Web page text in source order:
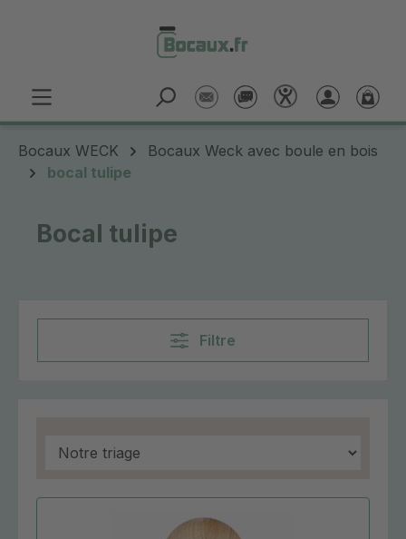
Bocaux WECK
Bocaux Weck avec boule en bois
bocal tulipe
Bocal tulipe
Filtre